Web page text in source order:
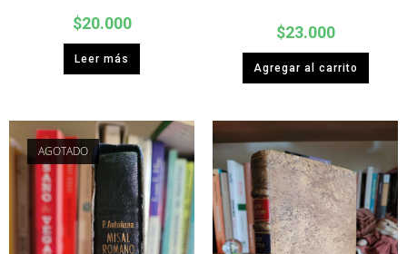
$20.000
Leer más
$23.000
Agregar al carrito
AGOTADO